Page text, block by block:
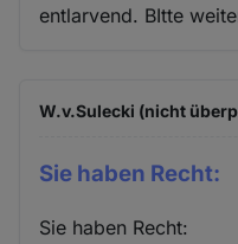
entlarvend. BItte
W.v.Sulecki (nicht
Sie haben Recht:
Sie haben Recht: